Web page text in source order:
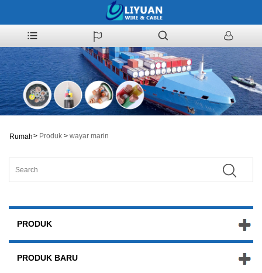
Rumah> Produk > wayar marin
PRODUK
PRODUK BARU